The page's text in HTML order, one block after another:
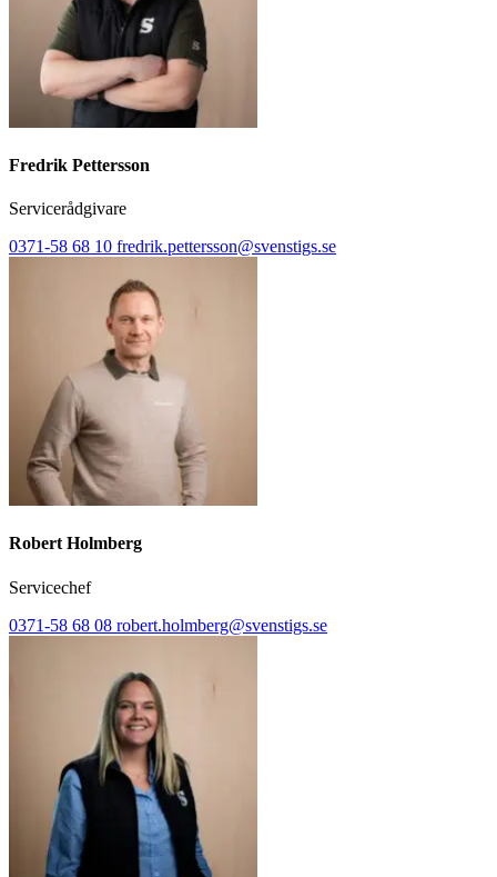
Fredrik Pettersson
Servicerådgivare
0371-58 68 10 fredrik.pettersson@svenstigs.se
Robert Holmberg
Servicechef
0371-58 68 08 robert.holmberg@svenstigs.se